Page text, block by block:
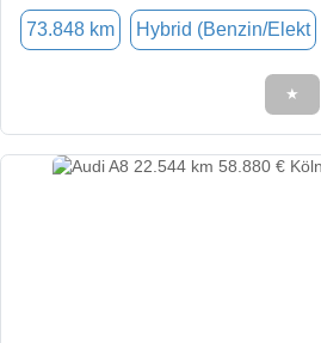
73.848 km Hybrid (Benzin/Elekt
★